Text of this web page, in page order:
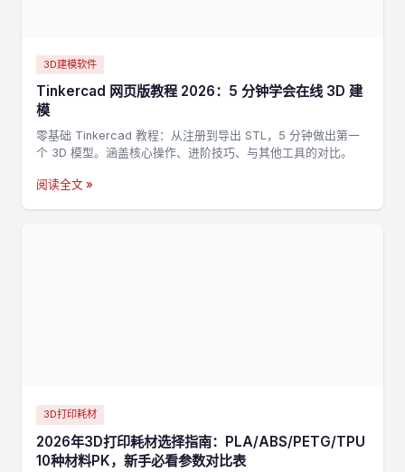
3D建模软件
Tinkercad 网页版教程 2026：5 分钟学会在线 3D 建
模
零基础 Tinkercad 教程：从注册到导出 STL，5 分钟做出第一
个 3D 模型。涵盖核心操作、进阶技巧、与其他工具的对比。
阅读全文 »
3D打印耗材
2026年3D打印耗材选择指南：PLA/ABS/PETG/TPU
10种材料PK，新手必看参数对比表